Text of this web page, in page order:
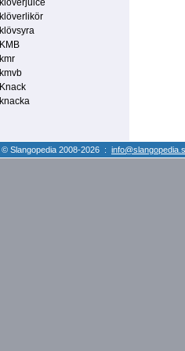
klöverjuice
klöverlikör
klövsyra
KMB
kmr
kmvb
Knack
knacka
© Slangopedia 2008-2026 :